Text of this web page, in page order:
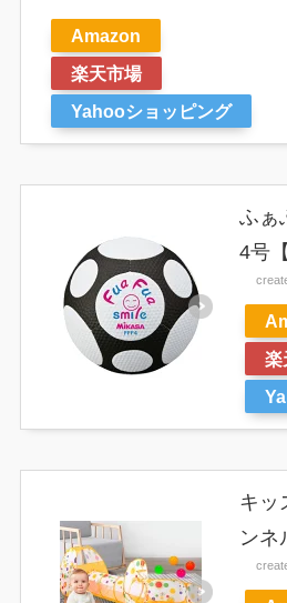
Amazon
楽天市場
Yahooショッピング
ふぁ
4号
楽
キッ
ンネ